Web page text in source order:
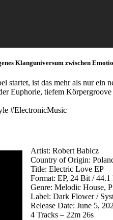
Klanguniversum zwischen
startet, ist das mehr als nur
Euphorie, tiefem
#ElectronicMusic
Artist: Robert Babicz
Country of Origin:
Title: Electric Love EP
Format: EP, 24 Bit /
Genre: Melodic House,
Label: Dark Flower /
Release Date: June 5,
4 Tracks – 22m 26s